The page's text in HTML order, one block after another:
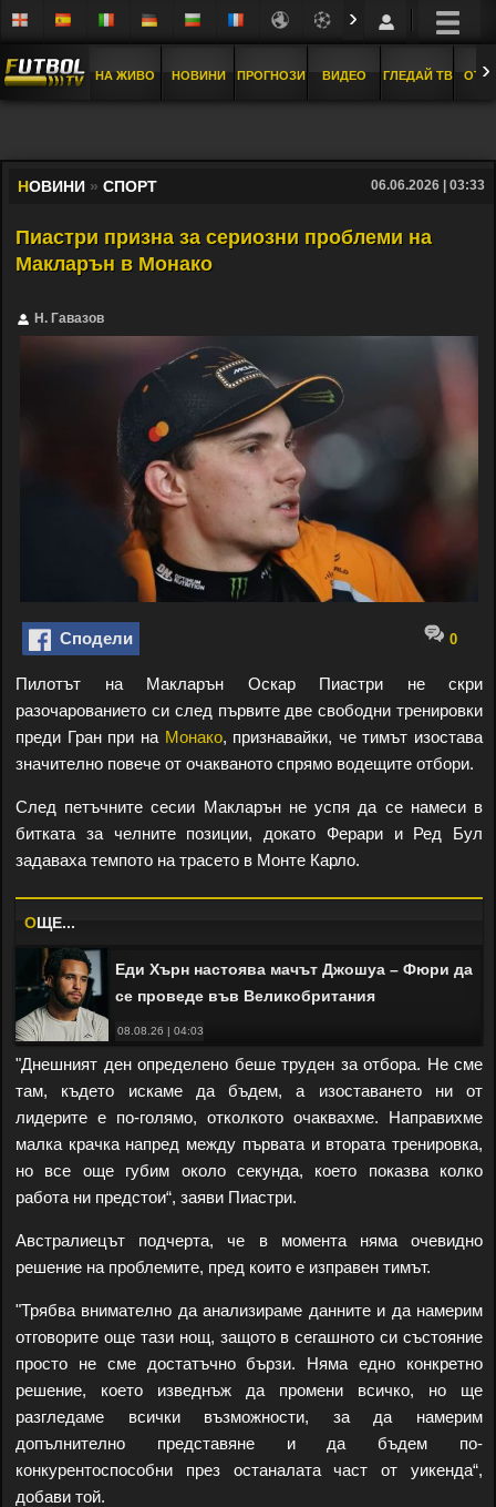
›
НА ЖИВО НОВИНИ ПРОГНОЗИ ВИДЕО ГЛЕДАЙ ТВ ›
НОВИНИ » СПОРТ 06.06.2026 | 03:33
Пиастри призна за сериозни проблеми на
Макларън в Монако
Н. Гавазов
Сподели 0
Пилотът на Макларън Оскар Пиастри не скри
разочарованието си след първите две свободни тренировки
преди Гран при на Монако, признавайки, че тимът изостава
значително повече от очакваното спрямо водещите отбори.
След петъчните сесии Макларън не успя да се намеси в
битката за челните позиции, докато Ферари и Ред Бул
задаваха темпото на трасето в Монте Карло.
OЩЕ...
08.08.26 | 04:03
Еди Хърн настоява мачът Джошуа – Фюри да
се проведе във Великобритания
"Днешният ден определено беше труден за отбора. Не сме
там, където искаме да бъдем, а изоставането ни от
лидерите е по-голямо, отколкото очаквахме. Направихме
малка крачка напред между първата и втората тренировка,
но все още губим около секунда, което показва колко
работа ни предстои“, заяви Пиастри.
Австралиецът подчерта, че в момента няма очевидно
решение на проблемите, пред които е изправен тимът.
"Трябва внимателно да анализираме данните и да намерим
отговорите още тази нощ, защото в сегашното си състояние
просто не сме достатъчно бързи. Няма едно конкретно
решение, което изведнъж да промени всичко, но ще
разгледаме всички възможности, за да намерим
допълнително представяне и да бъдем по-
конкурентоспособни през останалата част от уикенда“,
добави той.